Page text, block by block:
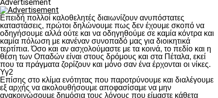
Advertisement
Επειδή πολλοί καλοθελητές διαιωνίζουν ανυπόστατες
καταστάσεις, πρώτοι δηλώνουμε πως δεν έχουμε σκοπό να
οδηγήσουμε αλλά ούτε και να οδηγηθούμε σε καμία κόντρα και
καμία πόλωση με κανέναν συνοπαδό μας για διοικητικά
τερτίπια. Όσο και αν ασχολούμαστε με τα κοινά, το πεδίο και η
θέση των Οπαδών είναι στους δρόμους και στα Πέταλα, εκεί
που τα πράγματα ζορίζουν και μόνο σαν ένα έρχονται οι νίκες.
Υγ2
Επίσης στο κλίμα ενότητας που παροτρύνουμε και διαλέγουμε
εξ αρχής να ακολουθήσουμε αποφασίσαμε να μην
ανακοινώσουμε δημόσια τους λόγους που είμαστε κάθετα